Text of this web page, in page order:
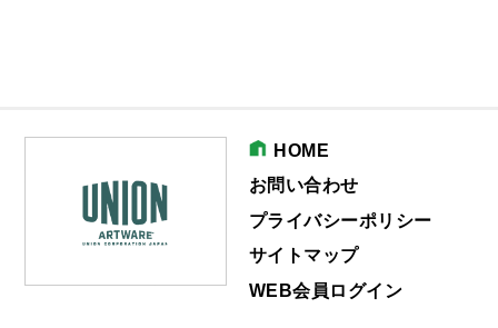
HOME
お問い合わせ
プライバシーポリシー
サイトマップ
WEB会員ログイン